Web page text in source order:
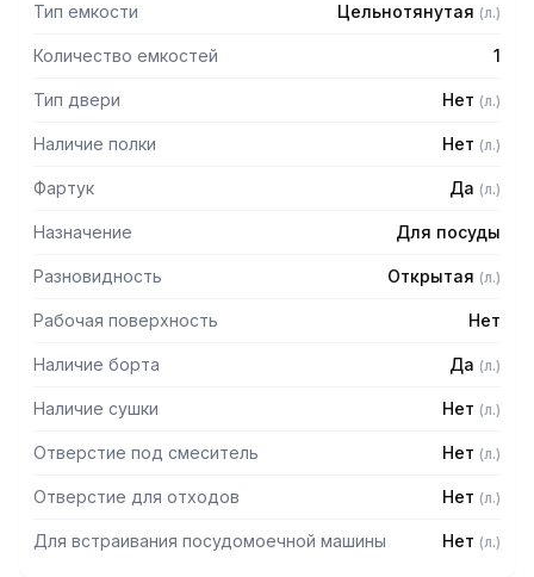
Тип емкости Цельнотянутая (л.)
Количество емкостей 1
Тип двери Нет (л.)
Наличие полки Нет (л.)
Фартук Да (л.)
Назначение Для посуды
Разновидность Открытая (л.)
Рабочая поверхность Нет
Наличие борта Да (л.)
Наличие сушки Нет (л.)
Отверстие под смеситель Нет (л.)
Отверстие для отходов Нет (л.)
Для встраивания посудомоечной машины Нет (л.)